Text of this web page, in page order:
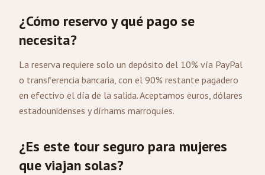
¿Cómo reservo y qué pago se
necesita?
La reserva requiere solo un depósito del 10% vía PayPal
o transferencia bancaria, con el 90% restante pagadero
en efectivo el día de la salida. Aceptamos euros, dólares
estadounidenses y dírhams marroquíes.
¿Es este tour seguro para mujeres
que viajan solas?